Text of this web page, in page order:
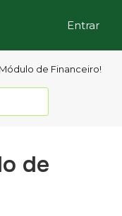
Entrar
de Financeiro!
de